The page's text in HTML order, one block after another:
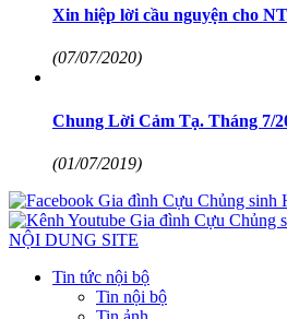
Xin hiệp lời cầu nguyện cho
(07/07/2020)
Chung Lời Cảm Tạ. Tháng 7/
(01/07/2019)
NỘI DUNG SITE
Tin tức nội bộ
Tin nội bộ